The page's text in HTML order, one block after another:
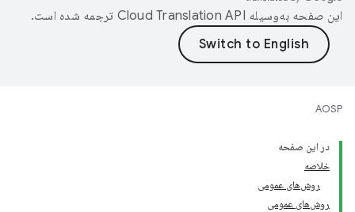
این صفحه به‌وسیله ترجمه شده است.
AOSP
در این صفحه
خلاصه
روش‌های عمومی
روش‌های عمومی